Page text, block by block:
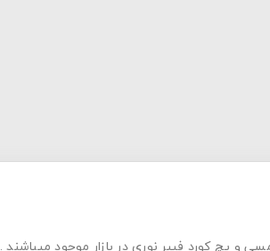
پچ کورد فیبر نوری در بازار موجود میباشند .